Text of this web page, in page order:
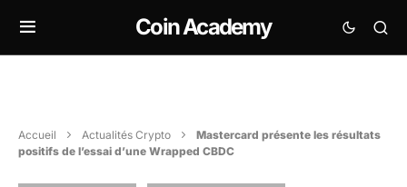
Coin Academy
Accueil Actualités Crypto
Mastercard présente les résultats
positifs de l’essai d’une Wrapped CBDC